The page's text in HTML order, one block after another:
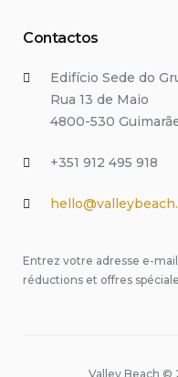
Contactos
Edifício Sede do
Rua 13 de Maio
4800-530
+351 912 495 918
Entrez votre adresse e-
réductions et offres
Valley Beach ©